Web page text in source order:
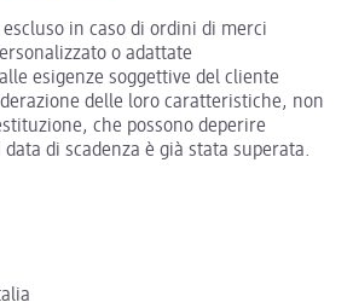
in caso di ordini di merci
o adattate
esigenze soggettive del cliente
delle loro caratteristiche, non
che possono deperire
di scadenza è già stata superata.